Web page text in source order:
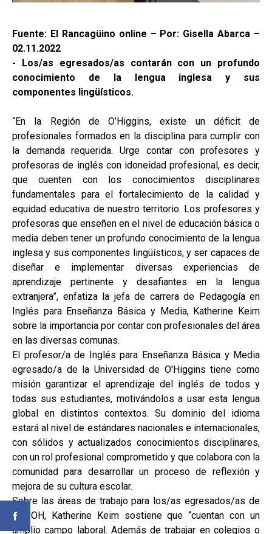
Fuente: El Rancagüino online – Por: Gisella Abarca –
02.11.2022
- Los/as egresados/as contarán con un profundo
conocimiento de la lengua inglesa y sus
componentes lingüísticos.
“En la Región de O’Higgins, existe un déficit de
profesionales formados en la disciplina para cumplir con
la demanda requerida. Urge contar con profesores y
profesoras de inglés con idoneidad profesional, es decir,
que cuenten con los conocimientos disciplinares
fundamentales para el fortalecimiento de la calidad y
equidad educativa de nuestro territorio. Los profesores y
profesoras que enseñen en el nivel de educación básica o
media deben tener un profundo conocimiento de la lengua
inglesa y sus componentes lingüísticos, y ser capaces de
diseñar e implementar diversas experiencias de
aprendizaje pertinente y desafiantes en la lengua
extranjera”, enfatiza la jefa de carrera de Pedagogía en
Inglés para Enseñanza Básica y Media, Katherine Keim
sobre la importancia por contar con profesionales del área
en las diversas comunas.
El profesor/a de Inglés para Enseñanza Básica y Media
egresado/a de la Universidad de O'Higgins tiene como
misión garantizar el aprendizaje del inglés de todos y
todas sus estudiantes, motivándolos a usar esta lengua
global en distintos contextos. Su dominio del idioma
estará al nivel de estándares nacionales e internacionales,
con sólidos y actualizados conocimientos disciplinares,
con un rol profesional comprometido y que colabora con la
comunidad para desarrollar un proceso de reflexión y
mejora de su cultura escolar.
Sobre las áreas de trabajo para los/as egresados/as de
la UOH, Katherine Keim sostiene que “cuentan con un
amplio campo laboral. Además de trabajar en colegios o